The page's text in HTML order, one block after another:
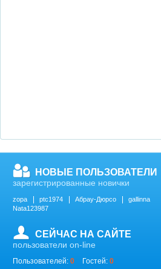
НОВЫЕ ПОЛЬЗОВАТЕЛИ
зарегистрированные новички
zopa ptc1974 Абрау-Дюрсо
gallinna
Nata123987
СЕЙЧАС НА САЙТЕ
пользователи on-line
Пользователей: 0 Гостей: 0